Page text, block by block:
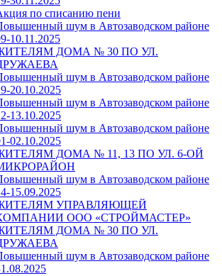
по списанию пени
шум в Автозаводском районе
10.11.2025
ДОМА № 30 ПО УЛ.
шум в Автозаводском районе
20.10.2025
шум в Автозаводском районе
13.10.2025
шум в Автозаводском районе
02.10.2025
ДОМА № 11, 13 ПО УЛ. 6-ОЙ
шум в Автозаводском районе
15.09.2025
УПРАВЛЯЮЩЕЙ
ООО «СТРОЙМАСТЕР»
ДОМА № 30 ПО УЛ.
шум в Автозаводском районе